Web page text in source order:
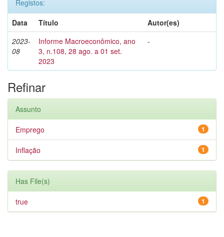
Registos:
Data
Título
Autor(es)
2023-
08
Informe Macroeconômico, ano
3, n.108, 28 ago. a 01 set.
2023
-
Refinar
Assunto
1
Emprego
1
Inflação
Has File(s)
1
true